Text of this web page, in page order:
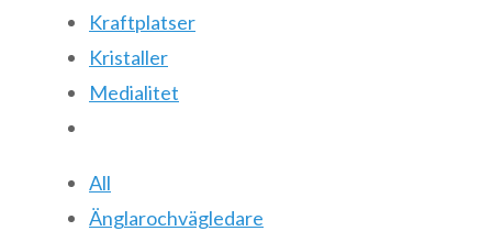
Kraftplatser
Kristaller
Medialitet
All
Änglarochvägledare